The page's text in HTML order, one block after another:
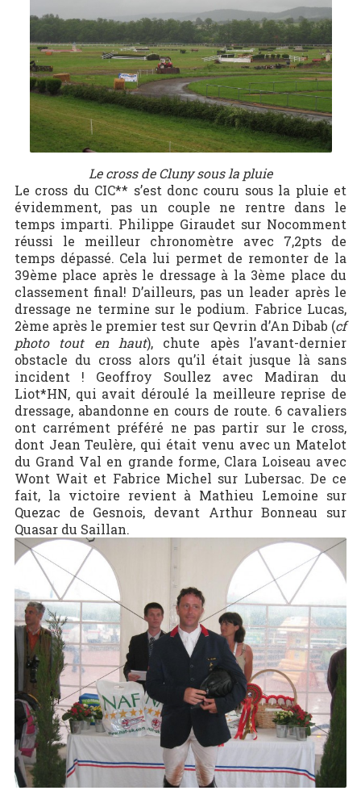
Le cross de Cluny sous la pluie
Le cross du CIC** s’est donc couru sous la pluie et
évidemment, pas un couple ne rentre dans le
temps imparti. Philippe Giraudet sur Nocomment
réussi le meilleur chronomètre avec 7,2pts de
temps dépassé. Cela lui permet de remonter de la
39ème place après le dressage à la 3ème place du
classement final! D’ailleurs, pas un leader après le
dressage ne termine sur le podium. Fabrice Lucas,
2ème après le premier test sur Qevrin d’An Dibab (cf
photo tout en haut), chute apès l’avant-dernier
obstacle du cross alors qu’il était jusque là sans
incident ! Geoffroy Soullez avec Madiran du
Liot*HN, qui avait déroulé la meilleure reprise de
dressage, abandonne en cours de route. 6 cavaliers
ont carrément préféré ne pas partir sur le cross,
dont Jean Teulère, qui était venu avec un Matelot
du Grand Val en grande forme, Clara Loiseau avec
Wont Wait et Fabrice Michel sur Lubersac. De ce
fait, la victoire revient à Mathieu Lemoine sur
Quezac de Gesnois, devant Arthur Bonneau sur
Quasar du Saillan.